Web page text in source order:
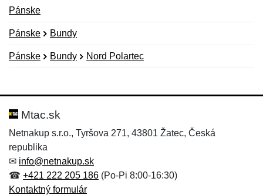
Pánske
Pánske Bundy
Pánske Bundy Nord Polartec
Hodnotenie:
Meno:*
Meno:
E-mail:*
Mtac.sk
Netnakup s.r.o., Tyršova 271, 43801 Žatec, Česká
republika
✉ info@netnakup.sk
☎ +421 222 205 186 (Po-Pi 8:00-16:30)
Kontaktný formulár